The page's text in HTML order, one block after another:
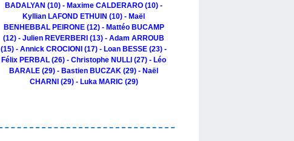
BADALYAN (10) - Maxime CALDERARO (10) -
Kyllian LAFOND ETHUIN (10) - Maël
BENHEBBAL PEIRONE (12) - Mattéo BUCAMP
(12) - Julien REVERBERI (13) - Adam ARROUB
(15) - Annick CROCIONI (17) - Loan BESSE (23) -
Félix PERBAL (26) - Christophe NULLI (27) - Léo
BARALE (29) - Bastien BUCZAK (29) - Naël
CHARNI (29) - Luka MARIC (29)